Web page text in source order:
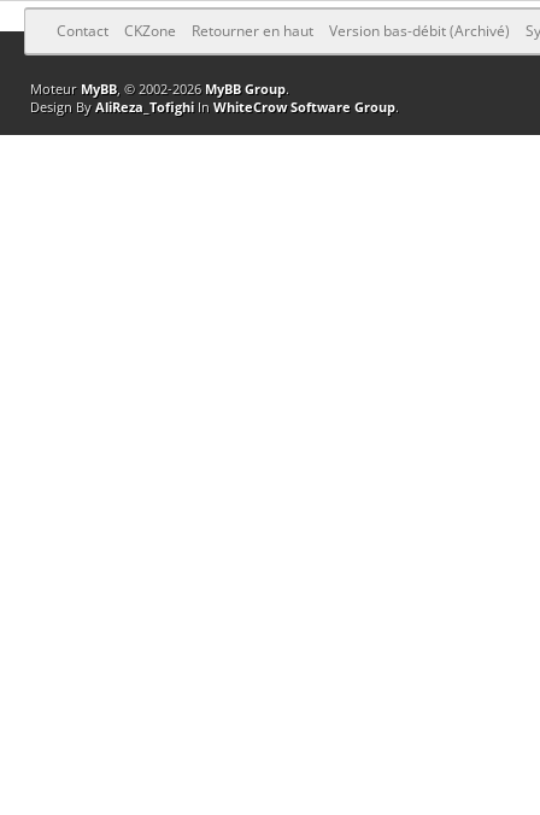
Contact CKZone Retourner en haut Version bas-débit (Archivé)
Moteur MyBB, © 2002-2026 MyBB Group.
Design By AliReza_TofighiIn WhiteCrow Software Group.